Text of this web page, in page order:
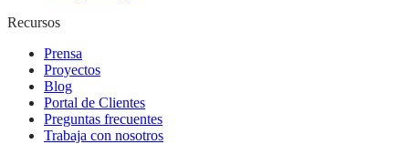
Recursos
Prensa
Proyectos
Blog
Portal de Clientes
Preguntas frecuentes
Trabaja con nosotros